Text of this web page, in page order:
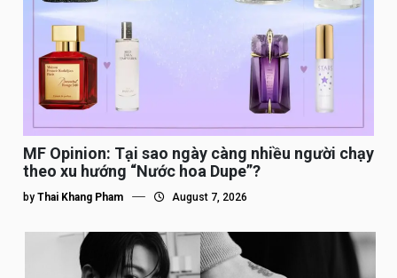
MF Opinion: Tại sao ngày càng nhiều người chạy
theo xu hướng “Nước hoa Dupe”?
by Thai Khang Pham August 7, 2026